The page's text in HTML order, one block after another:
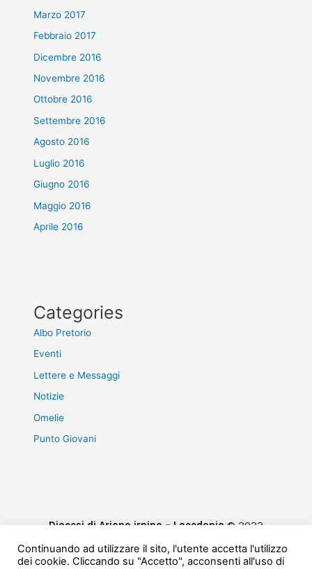
Marzo 2017
Febbraio 2017
Dicembre 2016
Novembre 2016
Ottobre 2016
Settembre 2016
Agosto 2016
Luglio 2016
Giugno 2016
Maggio 2016
Aprile 2016
Categories
Albo Pretorio
Eventi
Lettere e Messaggi
Notizie
Omelie
Punto Giovani
Diocesi di Ariano irpino – Lacedonia © 2022
Privacy & Cookie Policy
Powered bye-Direct
Continuando ad utilizzare il sito, l'utente accetta l'utilizzo
dei cookie. Cliccando su "Accetto", acconsenti all'uso di